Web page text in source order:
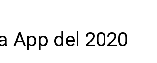
App del 2020